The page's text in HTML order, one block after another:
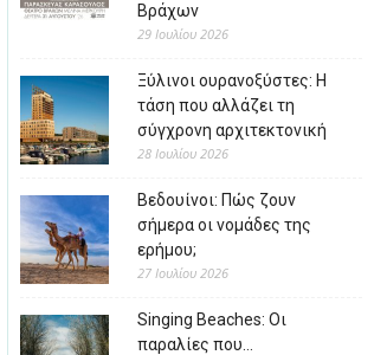
Βράχων
29 Ιουλίου 2026
Ξύλινοι ουρανοξύστες: Η
τάση που αλλάζει τη
σύγχρονη αρχιτεκτονική
28 Ιουλίου 2026
Βεδουίνοι: Πώς ζουν
σήμερα οι νομάδες της
ερήμου;
27 Ιουλίου 2026
Singing Beaches: Οι
παραλίες που…